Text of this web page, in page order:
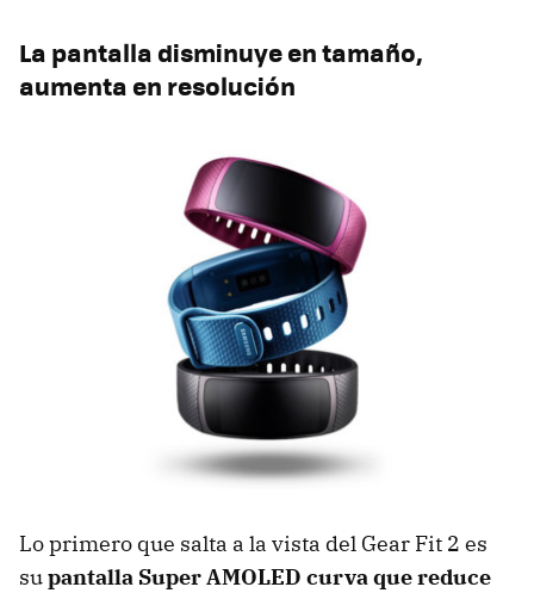
La pantalla disminuye en tamaño,
aumenta en resolución
Lo primero que salta a la vista del Gear Fit 2 es
supantalla Super AMOLED curva que reduce